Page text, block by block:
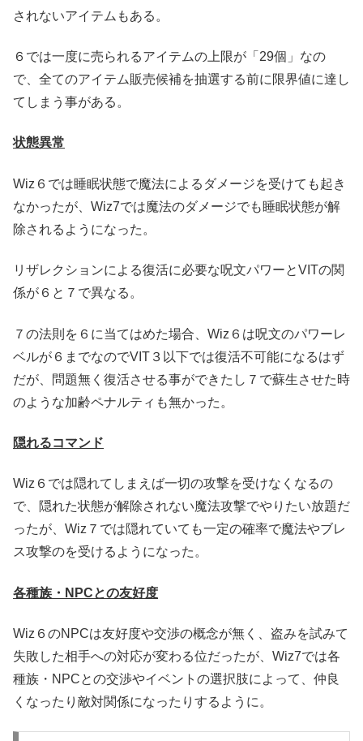
されないアイテムもある。
６では一度に売られるアイテムの上限が「29個」なの
で、全てのアイテム販売候補を抽選する前に限界値に達し
てしまう事がある。
状態異常
Wiz６では睡眠状態で魔法によるダメージを受けても起き
なかったが、Wiz7では魔法のダメージでも睡眠状態が解
除されるようになった。
リザレクションによる復活に必要な呪文パワーとVITの関
係が６と７で異なる。
７の法則を６に当てはめた場合、Wiz６は呪文のパワーレ
ベルが６までなのでVIT３以下では復活不可能になるはず
だが、問題無く復活させる事ができたし７で蘇生させた時
のような加齢ペナルティも無かった。
隠れるコマンド
Wiz６では隠れてしまえば一切の攻撃を受けなくなるの
で、隠れた状態が解除されない魔法攻撃でやりたい放題だ
ったが、Wiz７では隠れていても一定の確率で魔法やブレ
ス攻撃のを受けるようになった。
各種族・NPCとの友好度
Wiz６のNPCは友好度や交渉の概念が無く、盗みを試みて
失敗した相手への対応が変わる位だったが、Wiz7では各
種族・NPCとの交渉やイベントの選択肢によって、仲良
くなったり敵対関係になったりするように。